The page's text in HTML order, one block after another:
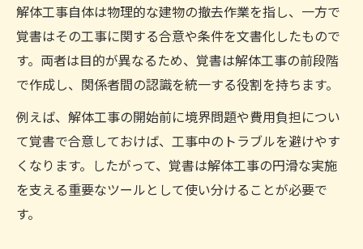
解体工事自体は物理的な建物の撤去作業を指し、一方で
覚書はその工事に関する合意や条件を文書化したもので
す。両者は目的が異なるため、覚書は解体工事の前段階
で作成し、関係者間の認識を統一する役割を持ちます。
例えば、解体工事の開始前に境界問題や費用負担につい
て覚書で合意しておけば、工事中のトラブルを避けやす
くなります。したがって、覚書は解体工事の円滑な実施
を支える重要なツールとして使い分けることが必要で
す。